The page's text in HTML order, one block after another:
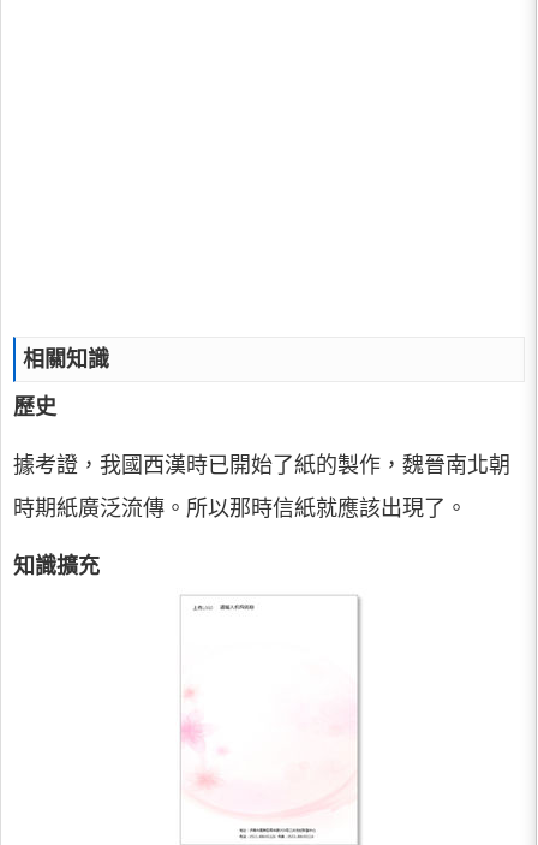
相關知識
歷史
據考證，我國西漢時已開始了紙的製作，魏晉南北朝
時期紙廣泛流傳。所以那時信紙就應該出現了。
知識擴充